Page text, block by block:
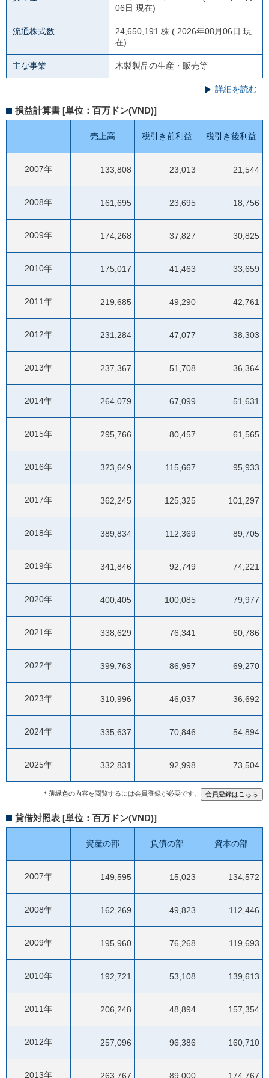
06日 現在)
流通株式数
24,650,191 株 ( 2026年08月06日 現
在)
主な事業 木製製品の生産・販売等
詳細を読む
損益計算書 [単位：百万ドン(VND)]
売上高 税引き前利益 税引き後利益
2007年 133,808 23,013 21,544
2008年 161,695 23,695 18,756
2009年 174,268 37,827 30,825
2010年 175,017 41,463 33,659
2011年 219,685 49,290 42,761
2012年 231,284 47,077 38,303
2013年 237,367 51,708 36,364
2014年 264,079 67,099 51,631
2015年 295,766 80,457 61,565
2016年 323,649 115,667 95,933
2017年 362,245 125,325 101,297
2018年 389,834 112,369 89,705
2019年 341,846 92,749 74,221
2020年 400,405 100,085 79,977
2021年 338,629 76,341 60,786
2022年 399,763 86,957 69,270
2023年 310,996 46,037 36,692
2024年 335,637 70,846 54,894
2025年 332,831 92,998 73,504
＊薄緑色の内容を閲覧するには会員登録が必要です。
貸借対照表 [単位：百万ドン(VND)]
資産の部 負債の部 資本の部
2007年 149,595 15,023 134,572
2008年 162,269 49,823 112,446
2009年 195,960 76,268 119,693
2010年 192,721 53,108 139,613
2011年 206,248 48,894 157,354
2012年 257,096 96,386 160,710
2013年 263,767 89,000 174,767